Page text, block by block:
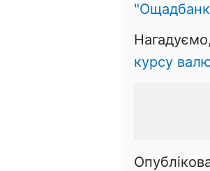
курсу